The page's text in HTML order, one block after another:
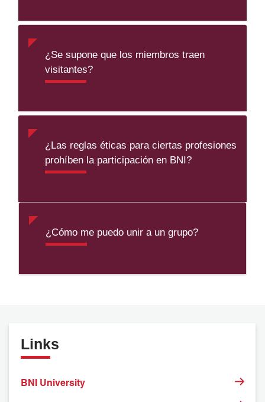
¿Se supone que los miembros traen
visitantes?
¿Las reglas éticas para ciertas profesiones
prohíben la participación en BNI?
¿Cómo me puedo unir a un grupo?
Links
BNI University